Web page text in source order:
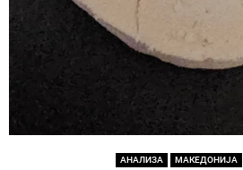
АНАЛИЗА МАКЕДОНИЈА